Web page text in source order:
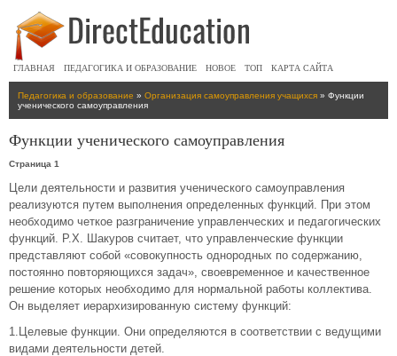
ГЛАВНАЯ ПЕДАГОГИКА И ОБРАЗОВАНИЕ НОВОЕ ТОП КАРТА САЙТА
Педагогика и образование » Организация самоуправления учащихся » Функции
ученического самоуправления
Функции ученического самоуправления
Страница 1
Цели деятельности и развития ученического самоуправления
реализуются путем выполнения определенных функций. При этом
необходимо четкое разграничение управленческих и педагогических
функций. Р.Х. Шакуров считает, что управленческие функции
представляют собой «совокупность однородных по содержанию,
постоянно повторяющихся задач», своевременное и качественное
решение которых необходимо для нормальной работы коллектива.
Он выделяет иерархизированную систему функций:
1.Целевые функции. Они определяются в соответствии с ведущими
видами деятельности детей.